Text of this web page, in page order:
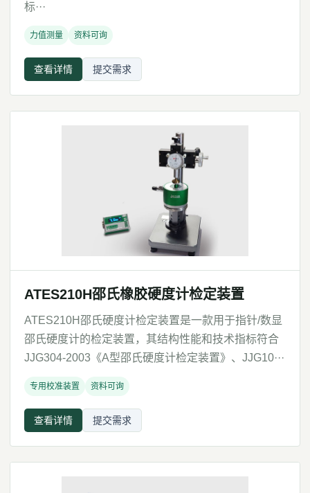
标···
力值测量 资料可询
查看详情 提交需求
ATES210H邵氏橡胶硬度计检定装置
ATES210H邵氏硬度计检定装置是一款用于指针/数显
邵氏硬度计的检定装置，其结构性能和技术指标符合
JJG304-2003《A型邵氏硬度计检定装置》、JJG10···
专用校准装置 资料可询
查看详情 提交需求